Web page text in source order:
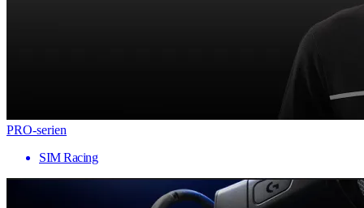
PRO-serien
SIM Racing